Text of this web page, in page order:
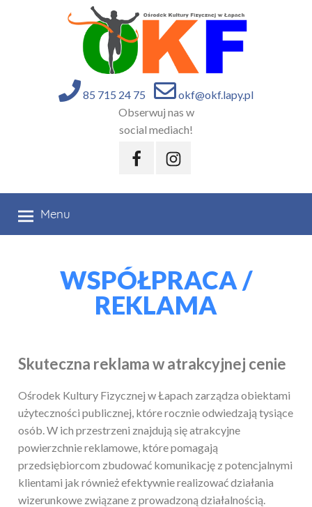
85 715 24 75
okf@okf.lapy.pl
Obserwuj nas w
social mediach!
Menu
WSPÓŁPRACA /
REKLAMA
Skuteczna reklama w atrakcyjnej cenie
Ośrodek Kultury Fizycznej w Łapach zarządza obiektami
użyteczności publicznej, które rocznie odwiedzają tysiące
osób. W ich przestrzeni znajdują się atrakcyjne
powierzchnie reklamowe, które pomagają
przedsiębiorcom zbudować komunikację z potencjalnymi
klientami jak również efektywnie realizować działania
wizerunkowe związane z prowadzoną działalnością.